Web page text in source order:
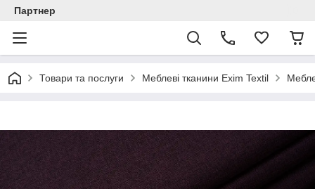
Партнер
Товари та послуги Меблеві тканини Exim Textil